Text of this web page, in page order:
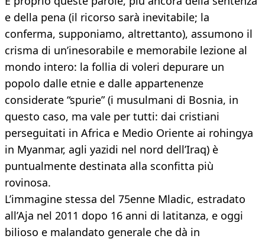
e della pena (il ricorso sarà inevitabile; la
conferma, supponiamo, altrettanto), assumono il
crisma di un’inesorabile e memorabile lezione al
mondo intero: la follia di voleri depurare un
popolo dalle etnie e dalle appartenenze
considerate “spurie” (i musulmani di Bosnia, in
questo caso, ma vale per tutti: dai cristiani
perseguitati in Africa e Medio Oriente ai rohingya
in Myanmar, agli yazidi nel nord dell’Iraq) è
puntualmente destinata alla sconfitta più
rovinosa.
L’immagine stessa del 75enne Mladic, estradato
all’Aja nel 2011 dopo 16 anni di latitanza, e oggi
bilioso e malandato generale che dà in